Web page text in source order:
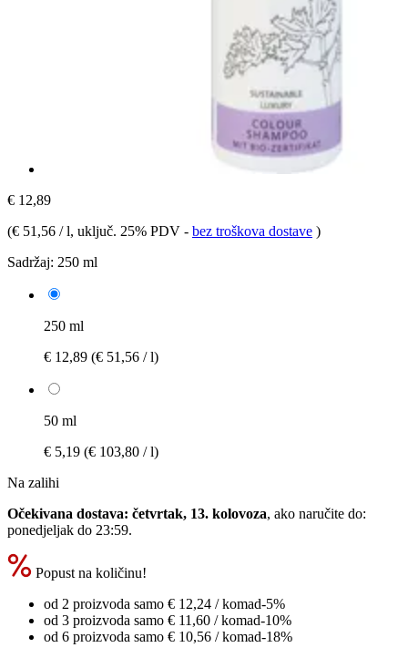
€ 12,89
(€ 51,56 / l, uključ. 25% PDV - bez troškova dostave )
Sadržaj: 250 ml
250 ml
€ 12,89 (€ 51,56 / l)
50 ml
€ 5,19 (€ 103,80 / l)
Na zalihi
Očekivana dostava: četvrtak, 13. kolovoza, ako naručite do:
ponedjeljak do 23:59.
Popust na količinu!
od 2 proizvoda samo € 12,24 / komad-5%
od 3 proizvoda samo € 11,60 / komad-10%
od 6 proizvoda samo € 10,56 / komad-18%